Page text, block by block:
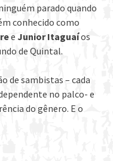
parado quando
conhecido como
e Junior Itaguaíos
de Quintal.
de sambistas – cada
no palco- e
do gênero. E o